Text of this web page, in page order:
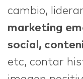
cambio,
marketing
social,
etc, contar